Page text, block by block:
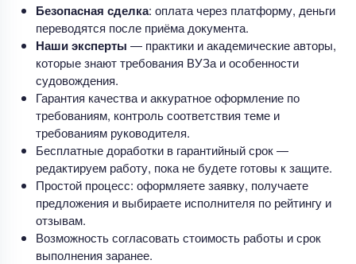
Безопасная сделка: оплата через платформу, деньги
переводятся после приёма документа.
Наши эксперты — практики и академические авторы,
которые знают требования ВУЗа и особенности
судовождения.
Гарантия качества и аккуратное оформление по
требованиям, контроль соответствия теме и
требованиям руководителя.
Бесплатные доработки в гарантийный срок —
редактируем работу, пока не будете готовы к защите.
Простой процесс: оформляете заявку, получаете
предложения и выбираете исполнителя по рейтингу и
отзывам.
Возможность согласовать стоимость работы и срок
выполнения заранее.